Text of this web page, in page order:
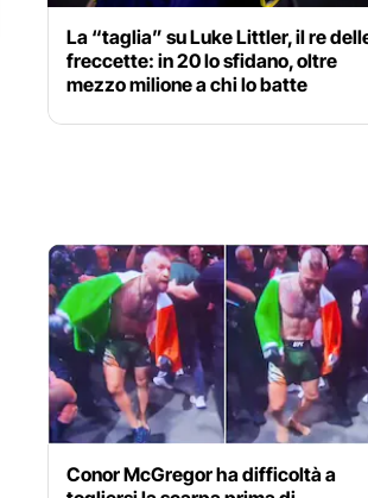
La “taglia” su Luke Littler, il re
freccette: in 20 lo sfidano, oltre
mezzo milione a chi lo batte
Conor McGregor ha difficoltà a